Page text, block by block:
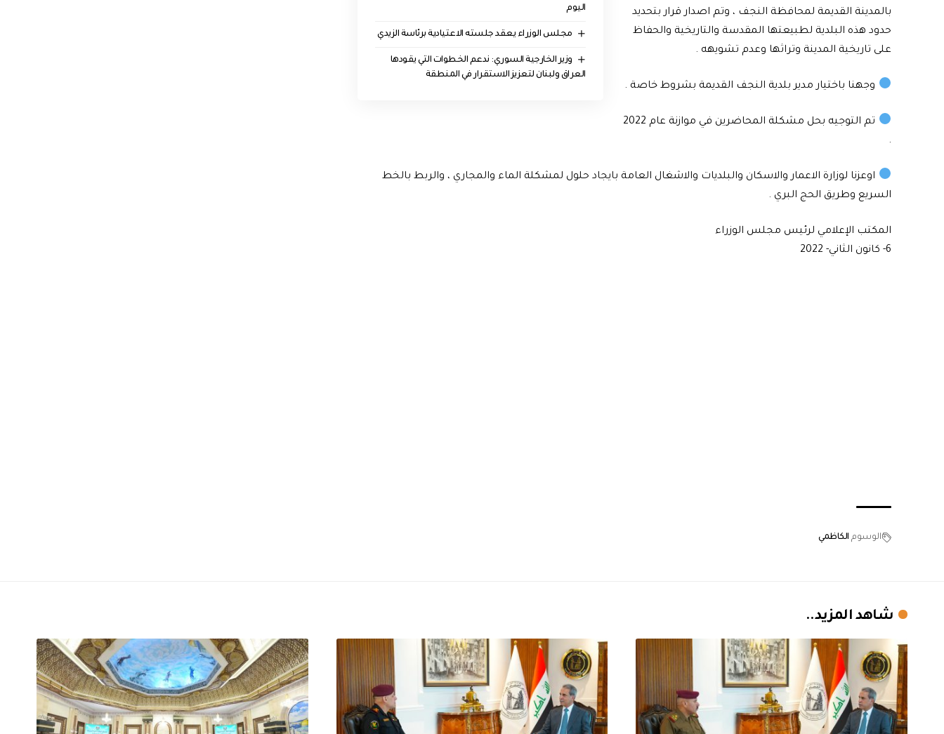
اليوم
مجلس الوزراء يعقد جلسته الاعتيادية برئاسة الزيدي
وزير الخارجية السوري: ندعم الخطوات التي يقودها
العراق ولبنان لتعزيز الاستقرار في المنطقة
بالمدينة القديمة لمحافظة النجف ، وتم اصدار قرار بتحديد
حدود هذه البلدية لطبيعتها المقدسة والتاريخية والحفاظ
على تاريخية المدينة وتراثها وعدم تشويهه .
وجهنا باختيار مدير بلدية النجف القديمة بشروط خاصة .
تم التوجيه بحل مشكلة المحاضرين في موازنة عام 2022
.
اوعزنا لوزارة الاعمار والاسكان والبلديات والاشغال العامة بايجاد حلول لمشكلة الماء والمجاري ، والربط بالخط
السريع وطريق الحج البري .
المكتب الإعلامي لرئيس مجلس الوزراء
6- كانون الثاني- 2022
الوسوم الكاظمي
شاهد المزيد..